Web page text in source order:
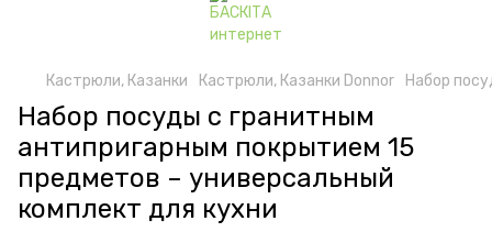
Кастрюли, Казанки Кастрюли, Казанки Donnor Набор
Набор посуды с гранитным
антипригарным покрытием 15
предметов – универсальный
комплект для кухни